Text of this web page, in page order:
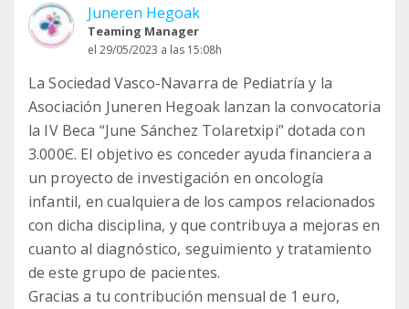
Juneren Hegoak
Teaming Manager
el 29/05/2023 a las 15:08h
La Sociedad Vasco-Navarra de Pediatría y la
Asociación Juneren Hegoak lanzan la convocatoria
la IV Beca “June Sánchez Tolaretxipi” dotada con
3.000Є. El objetivo es conceder ayuda financiera a
un proyecto de investigación en oncología
infantil, en cualquiera de los campos relacionados
con dicha disciplina, y que contribuya a mejoras en
cuanto al diagnóstico, seguimiento y tratamiento
de este grupo de pacientes.
Gracias a tu contribución mensual de 1 euro,